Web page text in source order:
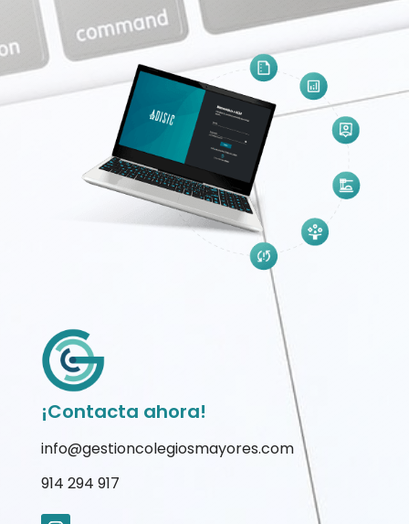
¡Contacta ahora!
info@gestioncolegiosmayores.com
914 294 917